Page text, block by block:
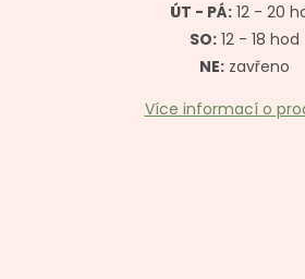
ÚT - PÁ:12 - 20
SO:12 - 18 hod
NE:zavřeno
Více informací o